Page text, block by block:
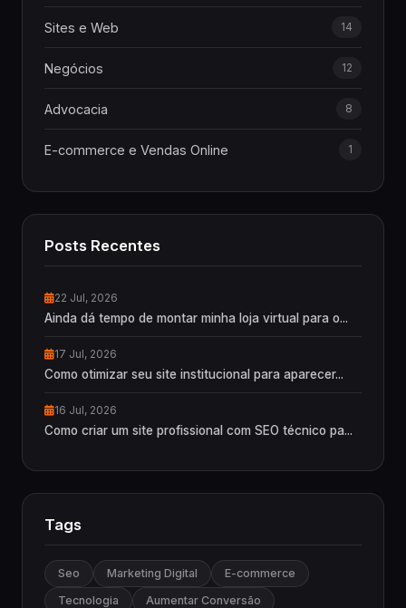
Sites e Web 14
Negócios 12
Advocacia 8
E-commerce e Vendas Online 1
Posts Recentes
22 Jul, 2026
Ainda dá tempo de montar minha loja virtual para o...
17 Jul, 2026
Como otimizar seu site institucional para aparecer...
16 Jul, 2026
Como criar um site profissional com SEO técnico pa...
Tags
Seo Marketing Digital
E-commerce
Tecnologia
Aumentar Conversão